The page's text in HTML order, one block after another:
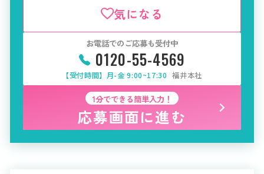
気になる
お電話でのご応募も受付中
0120-55-4569
【受付時間】月-金 9:00~17:30 福井本社
1分でできる簡単入力！
応募画面に進む